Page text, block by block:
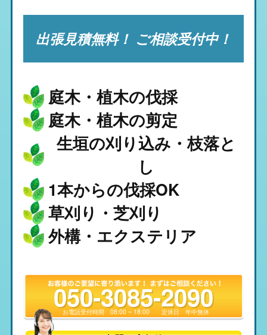
出張見積無料！ ご相談受付中！
庭木・植木の伐採
1本からの伐採OK
庭木・植木の剪定
草刈り・芝刈り
生垣の刈り込み・枝落と
し
外構・エクステリア
050-3085-2090
お電話受付時間08:00 ~ 18:00 定休日年中無休